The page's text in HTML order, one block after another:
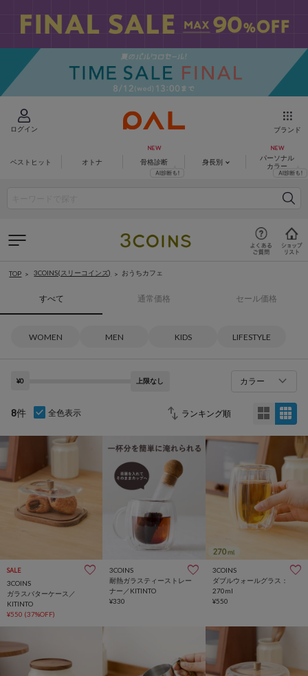
ログイン ブランド
ベストヒット オトナ 骨格診断 身長別
パーソナル
カラー
TOP 3COINS(スリーコインズ) おうちカフェ
すべて 通常価格 セール価格
WOMEN MEN KIDS LIFESTYLE
¥0 上限なし カラー
8件 全色表示
SALE
3COINS
ガラスバターケース／
KITINTO
¥550 (37%OFF)
3COINS
耐熱ガラスティーストレー
ナー／KITINTO
¥330
3COINS
ダブルウォールグラス：
270ml
¥550